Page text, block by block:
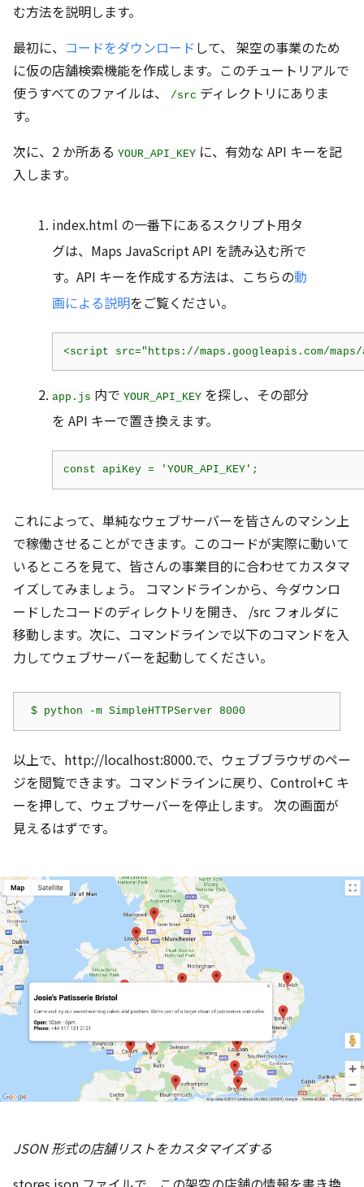
む方法を説明します。
最初に、 コードをダウンロード して、 架空の事業のため
に仮の店舗検索機能を作成します。このチュートリアルで
使うすべてのファイルは、
/src ディレクトリにありま
す。
次に、2 か所ある YOUR_API_KEY に、有効な API キーを記
入します。
index.html の一番下にあるスクリプト用タ
グは、Maps JavaScript API を読み込む所で
す。API キーを作成する方法は、こちらの動
画による説明をご覧ください。
<script src="https://maps.googleapis.com/
app.js 内で YOUR_API_KEY を探し、その部分
を API キーで置き換えます。
const apiKey = 'YOUR_API_KEY';
これによって、単純なウェブサーバーを皆さんのマシン上
で稼働させることができます。このコードが実際に動いて
いるところを見て、皆さんの事業目的に合わせてカスタマ
イズしてみましょう。 コマンドラインから、今ダウンロ
ードしたコードのディレクトリを開き、 /src フォルダに
移動します。次に、コマンドラインで以下のコマンドを入
力してウェブサーバーを起動してください。
$ python -m SimpleHTTPServer 8000
以上で、http://localhost:8000.で、ウェブブラウザのペー
ジを閲覧できます。コマンドラインに戻り、Control+C キ
ーを押して、ウェブサーバーを停止します。 次の画面が
見えるはずです。
JSON 形式の店舗リストをカスタマイズする